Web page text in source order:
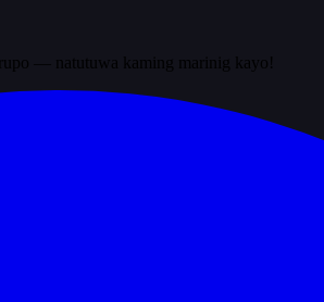
— natutuwa kaming marinig kayo!